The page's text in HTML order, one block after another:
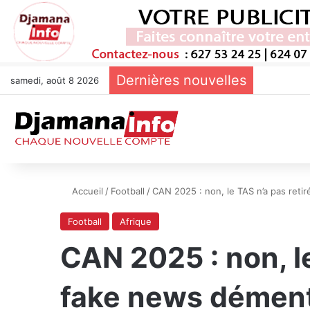
samedi, août 8 2026 Dernières nouvelles
Accueil / Football /CAN 2025 : non, le TAS n’a pas
Football Afrique
CAN 2025 : non,
fake news